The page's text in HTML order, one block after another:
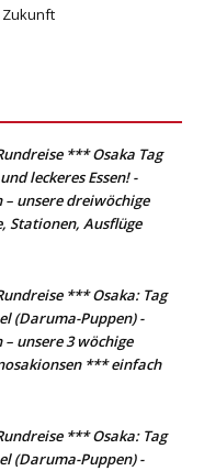
Zukunft
*** Osaka Tag
leckeres Essen! -
– unsere dreiwöchige
Stationen, Ausflüge
*** Osaka: Tag
(Daruma-Puppen) -
unsere 3 wöchige
*** einfach
*** Osaka: Tag
(Daruma-Puppen) -